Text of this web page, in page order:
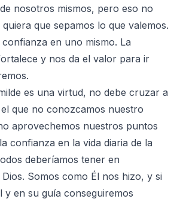
nosotros mismos, pero eso no
que sepamos lo que valemos.
en uno mismo. La
y nos da el valor para ir
es una virtud, no debe cruzar a
que no conozcamos nuestro
aprovechemos nuestros puntos
confianza en la vida diaria de la
deberíamos tener en
Somos como Él nos hizo, y si
y en su guía conseguiremos